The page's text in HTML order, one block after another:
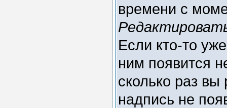
времени с
Если кто-то
ним появится
сколько раз
надпись не